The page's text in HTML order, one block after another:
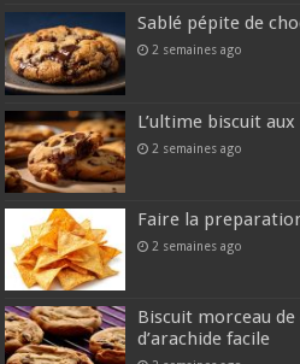
Sablé pépite de
2 semaines ago
L’ultime biscuit
2 semaines ago
Faire la
2 semaines ago
Biscuit morceau
d’arachide facile